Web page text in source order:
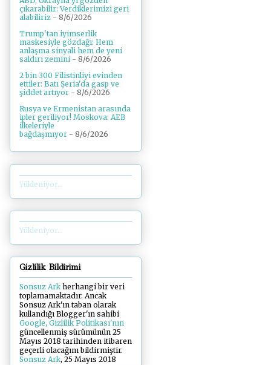
çıkarabilir: Verdiklerimizi geri
alabiliriz - 8/6/2026
Trump'tan iyimserlik
maskesiyle gözdağı: Hem
anlaşma sinyali hem de yeni
saldırı zemini - 8/6/2026
2 bin 300 Filistinliyi evinden
ettiler: Batı Şeria'da gasp ve
şiddet artıyor - 8/6/2026
Rusya ve Ermenistan arasında
ipler geriliyor! Moskova: AEB
ilkeleriyle
bağdaşmıyor - 8/6/2026
Yükleniyor...
Yükleniyor...
Gizlilik Bildirimi
Sonsuz Arkherhangi bir veri
toplamamaktadır. Ancak
Sonsuz Ark'ın taban olarak
kullandığı Blogger'ın sahibi
Google, Gizlilik Politikası'nın
güncellenmiş sürümünün 25
Mayıs 2018 tarihinden itibaren
geçerli olacağını bildirmiştir.
Sonsuz Ark, 25 Mayıs 2018